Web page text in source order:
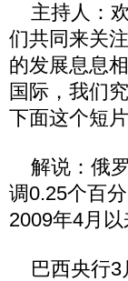
主持人：
们共同来关
的发展息息
国际，我们
下面这个短
解说：俄
调0.25个百
2009年4月以
巴西央行3